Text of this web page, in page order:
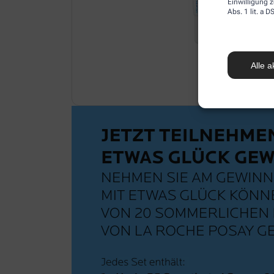
Einwilligung
Abs. 1 lit. a
Alle